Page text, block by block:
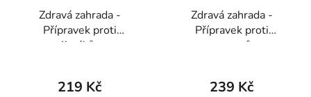
Zdravá zahrada -
Přípravek proti
slimákům
219 Kč
Zdravá zahrada -
Přípravek proti
mravencům
239 Kč